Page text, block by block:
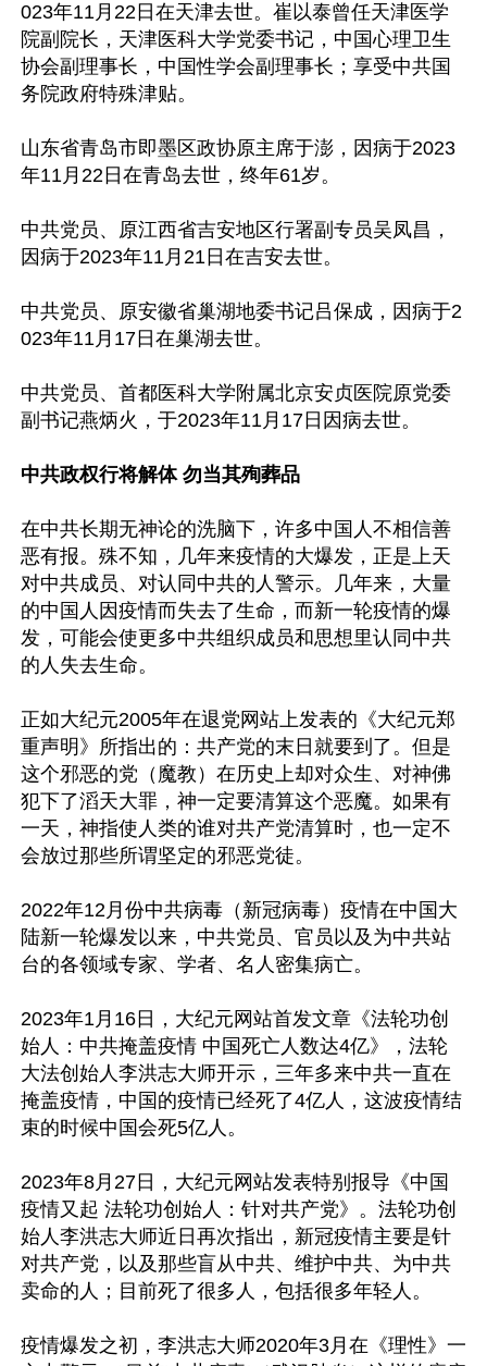
023年11月22日在天津去世。崔以泰曾任天津医学
院副院长，天津医科大学党委书记，中国心理卫生
协会副理事长，中国性学会副理事长；享受中共国
务院政府特殊津贴。
山东省青岛市即墨区政协原主席于澎，因病于2023
年11月22日在青岛去世，终年61岁。
中共党员、原江西省吉安地区行署副专员吴凤昌，
因病于2023年11月21日在吉安去世。
中共党员、原安徽省巢湖地委书记吕保成，因病于2
023年11月17日在巢湖去世。
中共党员、首都医科大学附属北京安贞医院原党委
副书记燕炳火，于2023年11月17日因病去世。
中共政权行将解体 勿当其殉葬品
在中共长期无神论的洗脑下，许多中国人不相信善
恶有报。殊不知，几年来疫情的大爆发，正是上天
对中共成员、对认同中共的人警示。几年来，大量
的中国人因疫情而失去了生命，而新一轮疫情的爆
发，可能会使更多中共组织成员和思想里认同中共
的人失去生命。
正如大纪元2005年在退党网站上发表的《大纪元郑
重声明》所指出的：共产党的末日就要到了。但是
这个邪恶的党（魔教）在历史上却对众生、对神佛
犯下了滔天大罪，神一定要清算这个恶魔。如果有
一天，神指使人类的谁对共产党清算时，也一定不
会放过那些所谓坚定的邪恶党徒。
2022年12月份中共病毒（新冠病毒）疫情在中国大
陆新一轮爆发以来，中共党员、官员以及为中共站
台的各领域专家、学者、名人密集病亡。
2023年1月16日，大纪元网站首发文章《法轮功创
始人：中共掩盖疫情 中国死亡人数达4亿》，法轮
大法创始人李洪志大师开示，三年多来中共一直在
掩盖疫情，中国的疫情已经死了4亿人，这波疫情结
束的时候中国会死5亿人。
2023年8月27日，大纪元网站发表特别报导《中国
疫情又起 法轮功创始人：针对共产党》。法轮功创
始人李洪志大师近日再次指出，新冠疫情主要是针
对共产党，以及那些盲从中共、维护中共、为中共
卖命的人；目前死了很多人，包括很多年轻人。
疫情爆发之初，李洪志大师2020年3月在《理性》一